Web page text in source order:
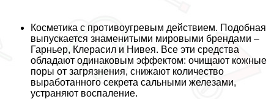
Косметика с противоугревым действием. Подобная
выпускается знаменитыми мировыми брендами –
Гарньер, Клерасил и Нивея. Все эти средства
обладают одинаковым эффектом: очищают кожные
поры от загрязнения, снижают количество
выработанного секрета сальными железами,
устраняют воспаление.